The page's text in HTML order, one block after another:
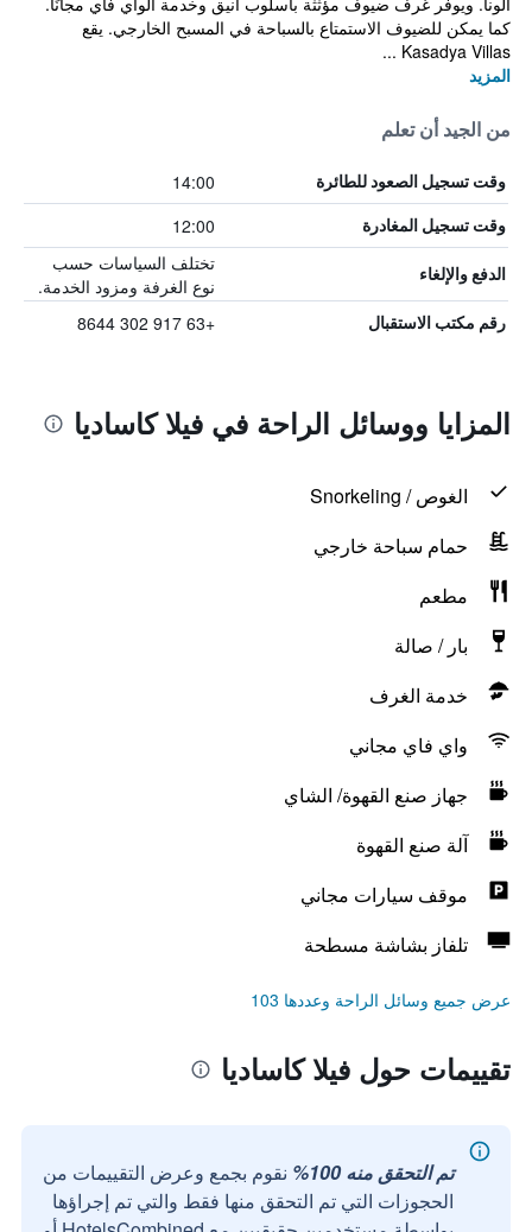
كما يمكن للضيوف الاستمتاع بالسباحة في المسبح الخارجي. يقع
Kasadya Villas ...
المزيد
من الجيد أن تعلم
وقت تسجيل الصعود للطائرة 14:00
وقت تسجيل المغادرة 12:00
الدفع والإلغاء
تختلف السياسات حسب
نوع الغرفة ومزود الخدمة.
رقم مكتب الاستقبال +63 917 302 8644
المزايا ووسائل الراحة في فيلا كاساديا
الغوص / Snorkeling
حمام سباحة خارجي
مطعم
بار / صالة
خدمة الغرف
واي فاي مجاني
جهاز صنع القهوة/ الشاي
آلة صنع القهوة
موقف سيارات مجاني
تلفاز بشاشة مسطحة
عرض جميع وسائل الراحة وعددها 103
تقييمات حول فيلا كاساديا
تم التحقق منه 100%
نقوم بجمع وعرض التقييمات من
الحجوزات التي تم التحقق منها فقط والتي تم إجراؤها